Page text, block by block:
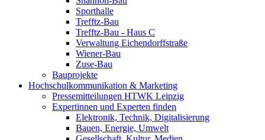
Sporthalle
Trefftz-Bau
Trefftz-Bau - Haus C
Verwaltung Eichendorffstraße
Wiener-Bau
Zuse-Bau
Bauprojekte
Hochschulkommunikation & Marketing
Pressemitteilungen HTWK Leipzig
Expertinnen und Experten finden
Elektronik, Technik, Digitalisierung
Bauen, Energie, Umwelt